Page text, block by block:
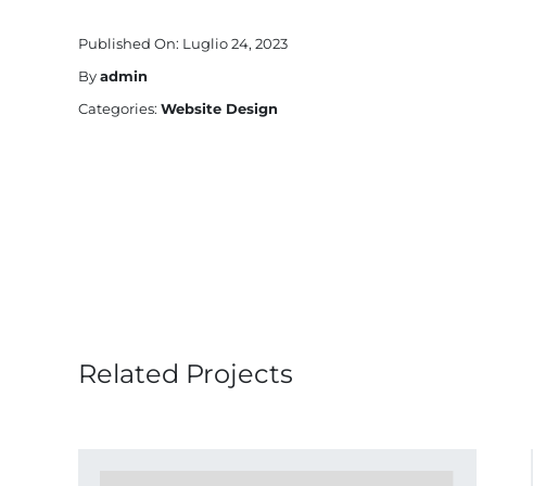
Published On: Luglio 24, 2023
Byadmin
Categories: Website Design
Related Projects